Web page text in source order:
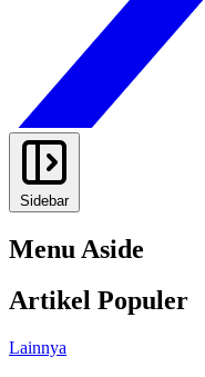
Sidebar
Menu Aside
Artikel Populer
Lainnya